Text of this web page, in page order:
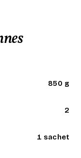
850 g
2
1 sachet